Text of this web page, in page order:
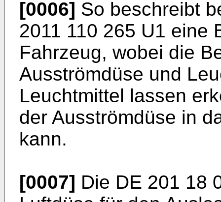
[0006] So beschreibt
2011 110 265 U1 eine
Fahrzeug, wobei die
Ausströmdüse und
Leuchtmittel lassen
der Ausströmdüse in
kann.
[0007] Die DE 201 18